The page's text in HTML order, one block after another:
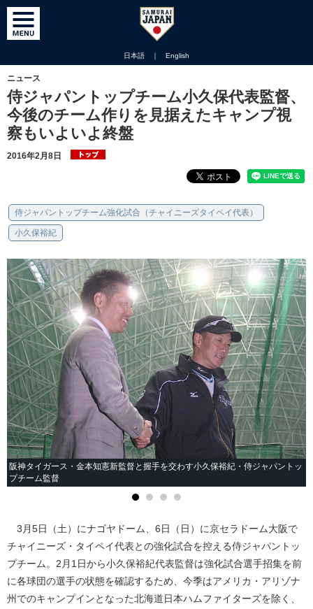
日本語 ｜ English
ニュース
侍ジャパントップチーム小久保代表監督、
今後のチーム作りを見据えたキャンプ視
察もいよいよ終盤
2016年2月8日
侍ジャパントップチーム強化試合（チャイニーズタイペイ代表）
小久保裕紀
阪神タイガース・金本知憲新監督と握手を交わす小久保裕紀・侍ジャパントッ
プチーム監督
3月5日（土）にナゴヤドーム、6日（日）に京セラドーム大阪で
チャイニーズ・タイペイ代表との強化試合を控える侍ジャパントッ
プチーム。2月1日から小久保裕紀代表監督は強化試合選手招集を前
に各球団の選手の状態を確認するため、今季はアメリカ・アリゾナ
州でのキャンプインとなった北海道日本ハムファイターズを除く、